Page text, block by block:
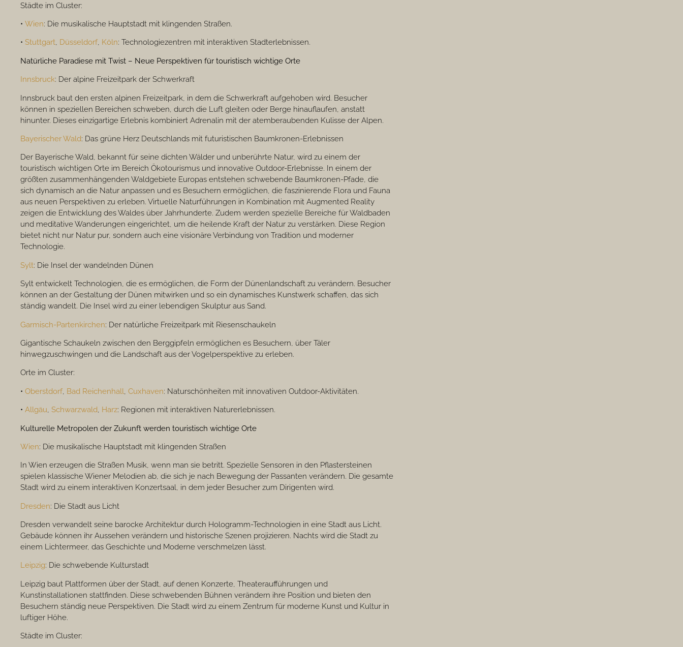
Städte im Cluster:
• Wien: Die musikalische Hauptstadt mit klingenden Straßen.
• Stuttgart, Düsseldorf, Köln: Technologiezentren mit interaktiven Stadterlebnissen.
Natürliche Paradiese mit Twist – Neue Perspektiven für touristisch wichtige Orte
Innsbruck: Der alpine Freizeitpark der Schwerkraft
Innsbruck baut den ersten alpinen Freizeitpark, in dem die Schwerkraft aufgehoben wird. Besucher
können in speziellen Bereichen schweben, durch die Luft gleiten oder Berge hinauflaufen, anstatt
hinunter. Dieses einzigartige Erlebnis kombiniert Adrenalin mit der atemberaubenden Kulisse der Alpen.
Bayerischer Wald: Das grüne Herz Deutschlands mit futuristischen Baumkronen-Erlebnissen
Der Bayerische Wald, bekannt für seine dichten Wälder und unberührte Natur, wird zu einem der
touristisch wichtigen Orte im Bereich Ökotourismus und innovative Outdoor-Erlebnisse. In einem der
größten zusammenhängenden Waldgebiete Europas entstehen schwebende Baumkronen-Pfade, die
sich dynamisch an die Natur anpassen und es Besuchern ermöglichen, die faszinierende Flora und Fauna
aus neuen Perspektiven zu erleben. Virtuelle Naturführungen in Kombination mit Augmented Reality
zeigen die Entwicklung des Waldes über Jahrhunderte. Zudem werden spezielle Bereiche für Waldbaden
und meditative Wanderungen eingerichtet, um die heilende Kraft der Natur zu verstärken. Diese Region
bietet nicht nur Natur pur, sondern auch eine visionäre Verbindung von Tradition und moderner
Technologie.
Sylt: Die Insel der wandelnden Dünen
Sylt entwickelt Technologien, die es ermöglichen, die Form der Dünenlandschaft zu verändern. Besucher
können an der Gestaltung der Dünen mitwirken und so ein dynamisches Kunstwerk schaffen, das sich
ständig wandelt. Die Insel wird zu einer lebendigen Skulptur aus Sand.
Garmisch-Partenkirchen: Der natürliche Freizeitpark mit Riesenschaukeln
Gigantische Schaukeln zwischen den Berggipfeln ermöglichen es Besuchern, über Täler
hinwegzuschwingen und die Landschaft aus der Vogelperspektive zu erleben.
Orte im Cluster:
• Oberstdorf, Bad Reichenhall, Cuxhaven: Naturschönheiten mit innovativen Outdoor-Aktivitäten.
• Allgäu, Schwarzwald, Harz: Regionen mit interaktiven Naturerlebnissen.
Kulturelle Metropolen der Zukunft werden touristisch wichtige Orte
Wien: Die musikalische Hauptstadt mit klingenden Straßen
In Wien erzeugen die Straßen Musik, wenn man sie betritt. Spezielle Sensoren in den Pflastersteinen
spielen klassische Wiener Melodien ab, die sich je nach Bewegung der Passanten verändern. Die gesamte
Stadt wird zu einem interaktiven Konzertsaal, in dem jeder Besucher zum Dirigenten wird.
Dresden: Die Stadt aus Licht
Dresden verwandelt seine barocke Architektur durch Hologramm-Technologien in eine Stadt aus Licht.
Gebäude können ihr Aussehen verändern und historische Szenen projizieren. Nachts wird die Stadt zu
einem Lichtermeer, das Geschichte und Moderne verschmelzen lässt.
Leipzig: Die schwebende Kulturstadt
Leipzig baut Plattformen über der Stadt, auf denen Konzerte, Theateraufführungen und
Kunstinstallationen stattfinden. Diese schwebenden Bühnen verändern ihre Position und bieten den
Besuchern ständig neue Perspektiven. Die Stadt wird zu einem Zentrum für moderne Kunst und Kultur in
luftiger Höhe.
Städte im Cluster: